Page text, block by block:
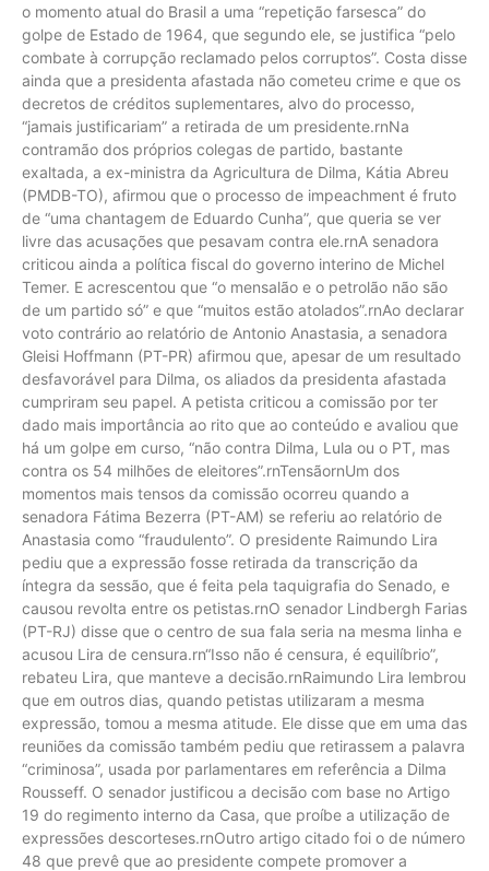
o momento atual do Brasil a uma “repetição farsesca” do
golpe de Estado de 1964, que segundo ele, se justifica “pelo
combate à corrupção reclamado pelos corruptos”. Costa disse
ainda que a presidenta afastada não cometeu crime e que os
decretos de créditos suplementares, alvo do processo,
“jamais justificariam” a retirada de um presidente.rnNa
contramão dos próprios colegas de partido, bastante
exaltada, a ex-ministra da Agricultura de Dilma, Kátia Abreu
(PMDB-TO), afirmou que o processo de impeachment é fruto
de “uma chantagem de Eduardo Cunha”, que queria se ver
livre das acusações que pesavam contra ele.rnA senadora
criticou ainda a política fiscal do governo interino de Michel
Temer. E acrescentou que “o mensalão e o petrolão não são
de um partido só” e que “muitos estão atolados”.rnAo declarar
voto contrário ao relatório de Antonio Anastasia, a senadora
Gleisi Hoffmann (PT-PR) afirmou que, apesar de um resultado
desfavorável para Dilma, os aliados da presidenta afastada
cumpriram seu papel. A petista criticou a comissão por ter
dado mais importância ao rito que ao conteúdo e avaliou que
há um golpe em curso, “não contra Dilma, Lula ou o PT, mas
contra os 54 milhões de eleitores”.rnTensãornUm dos
momentos mais tensos da comissão ocorreu quando a
senadora Fátima Bezerra (PT-AM) se referiu ao relatório de
Anastasia como “fraudulento”. O presidente Raimundo Lira
pediu que a expressão fosse retirada da transcrição da
íntegra da sessão, que é feita pela taquigrafia do Senado, e
causou revolta entre os petistas.rnO senador Lindbergh Farias
(PT-RJ) disse que o centro de sua fala seria na mesma linha e
acusou Lira de censura.rn“Isso não é censura, é equilíbrio”,
rebateu Lira, que manteve a decisão.rnRaimundo Lira lembrou
que em outros dias, quando petistas utilizaram a mesma
expressão, tomou a mesma atitude. Ele disse que em uma das
reuniões da comissão também pediu que retirassem a palavra
“criminosa”, usada por parlamentares em referência a Dilma
Rousseff. O senador justificou a decisão com base no Artigo
19 do regimento interno da Casa, que proíbe a utilização de
expressões descorteses.rnOutro artigo citado foi o de número
48 que prevê que ao presidente compete promover a